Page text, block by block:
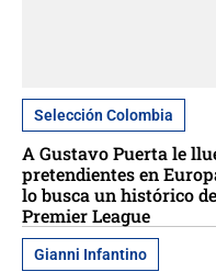
Selección Colombia
A Gustavo Puerta le
pretendientes en
lo busca un histórico
Premier League
Gianni Infantino